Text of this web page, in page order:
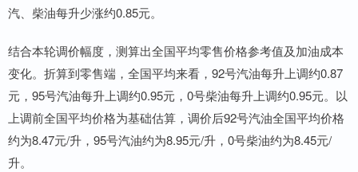
汽、柴油每升少涨约0.85元。
结合本轮调价幅度，测算出全国平均零售价格参考值及加油成本
变化。折算到零售端，全国平均来看，92号汽油每升上调约0.87
元，95号汽油每升上调约0.95元，0号柴油每升上调约0.95元。以
上调前全国平均价格为基础估算，调价后92号汽油全国平均价格
约为8.47元/升，95号汽油约为8.95元/升，0号柴油约为8.45元/
升。